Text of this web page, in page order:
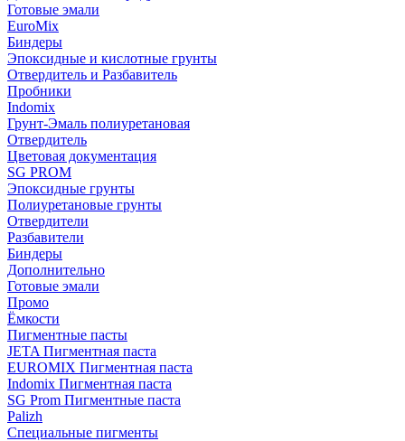
Готовые эмали
EuroMix
Биндеры
Эпоксидные и кислотные грунты
Отвердитель и Разбавитель
Пробники
Indomix
Грунт-Эмаль полиуретановая
Отвердитель
Цветовая документация
SG PROM
Эпоксидные грунты
Полиуретановые грунты
Отвердители
Разбавители
Биндеры
Дополнительно
Готовые эмали
Промо
Ёмкости
Пигментные пасты
JETA Пигментная паста
EUROMIX Пигментная паста
Indomix Пигментная паста
SG Prom Пигментные паста
Palizh
Специальные пигменты